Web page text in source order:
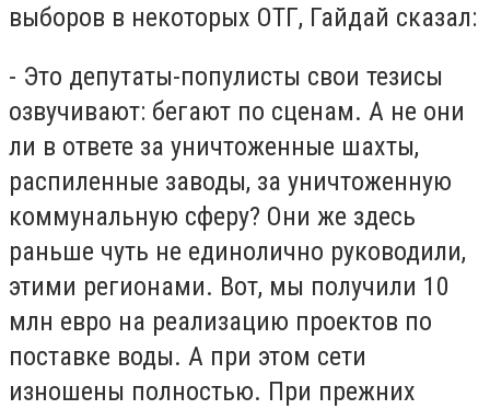
выборов в некоторых ОТГ, Гайдай сказал:
- Это депутаты-популисты свои тезисы
озвучивают: бегают по сценам. А не они
ли в ответе за уничтоженные шахты,
распиленные заводы, за уничтоженную
коммунальную сферу? Они же здесь
раньше чуть не единолично руководили,
этими регионами. Вот, мы получили 10
млн евро на реализацию проектов по
поставке воды. А при этом сети
изношены полностью. При прежних